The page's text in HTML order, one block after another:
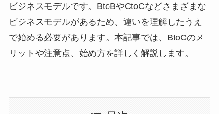
ビジネスモデルです。BtoBやCtoCなどさまざまな
ビジネスモデルがあるため、違いを理解したうえ
で始める必要があります。本記事では、BtoCのメ
リットや注意点、始め方を詳しく解説します。